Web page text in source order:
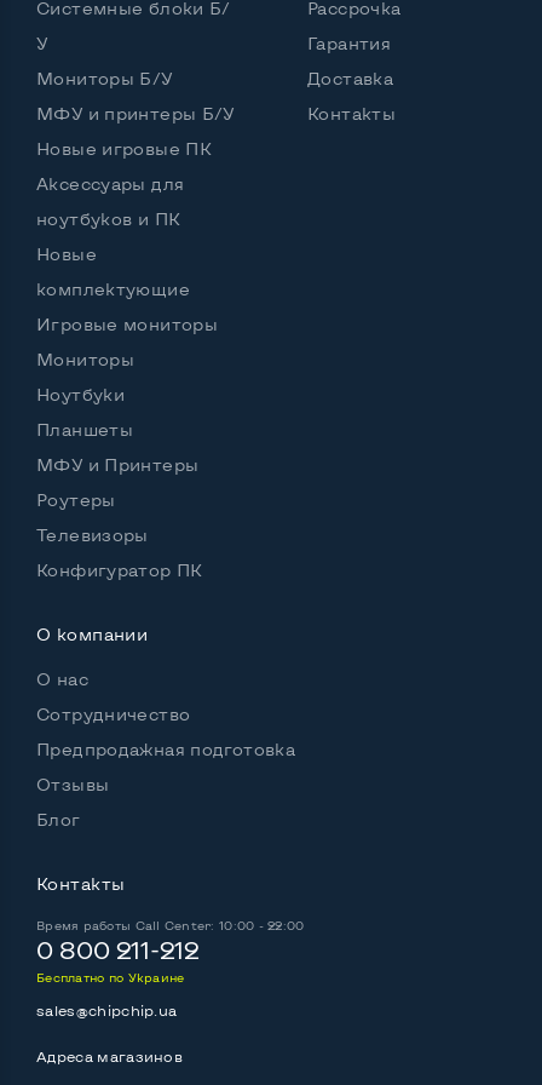
Интерфейс подключения Display portНет
Нет
Остальные возможности:
Блок питания
Регулировка положения дисплея
Наклон, вперед назад
Особенности (изогнутый экран, цвет и пр.)
ЦветЧерный
Системные блоки Б/
У
Мониторы Б/У
МФУ и принтеры Б/У
Новые игровые ПК
Аксессуары для
ноутбуков и ПК
Новые
комплектующие
Игровые мониторы
Мониторы
Ноутбуки
Планшеты
МФУ и Принтеры
Роутеры
Телевизоры
Конфигуратор ПК
Рассрочка
Гарантия
Доставка
Контакты
О компании
О нас
Сотрудничество
Предпродажная подготовка
Отзывы
Блог
Контакты
Время работы Call Center: 10:00 - 22:00
0 800 211-212
Бесплатно по Украине
sales@chipchip.ua
Адреса магазинов